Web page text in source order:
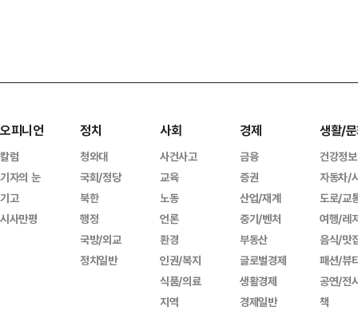
오피니언
칼럼
기자의 눈
기고
시사만평
정치
청와대
국회/정당
북한
행정
국방/외교
정치일반
사회
사건사고
교육
노동
언론
환경
인권/복지
식품/의료
지역
경제
금융
증권
산업/재계
중기/벤처
부동산
글로벌경제
생활경제
경제일반
생활/
건강정보
자동차/
도로/교
여행/레
음식/맛
패션/뷰
공연/전
책